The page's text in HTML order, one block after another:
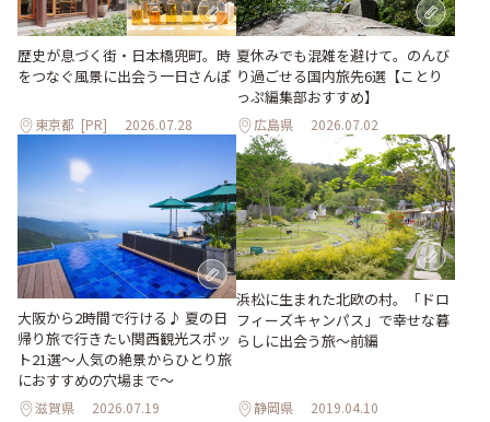
歴史が息づく街・日本橋兜町。時
をつなぐ風景に出会う一日さんぽ
東京都 [PR] 2026.07.28
夏休みでも混雑を避けて。のんび
り過ごせる国内旅先6選【ことり
っぷ編集部おすすめ】
広島県 2026.07.02
大阪から2時間で行ける♪ 夏の日
帰り旅で行きたい関西観光スポッ
ト21選～人気の絶景からひとり旅
におすすめの穴場まで～
滋賀県 2026.07.19
浜松に生まれた北欧の村。「ドロ
フィーズキャンパス」で幸せな暮
らしに出会う旅～前編
静岡県 2019.04.10